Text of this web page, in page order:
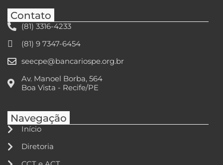
Contato
(81) 3316-4233
(81) 9 7347-6454
seecpe@bancariospe.org.br
Av. Manoel Borba, 564
Boa Vista - Recife/PE
Navegação
Início
Diretoria